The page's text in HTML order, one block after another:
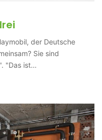
der Deutsche
Sie sind
"Das ist…